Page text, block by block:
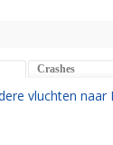
Crashes
vluchten